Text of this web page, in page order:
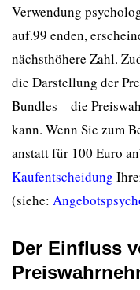
Verwendung
auf.99 enden,
nächsthöhere Zahl.
die Darstellung der
Bundles – die
kann. Wenn Sie zum
anstatt für 100 Euro
Kaufentscheidung
(siehe:
Der Einfluss